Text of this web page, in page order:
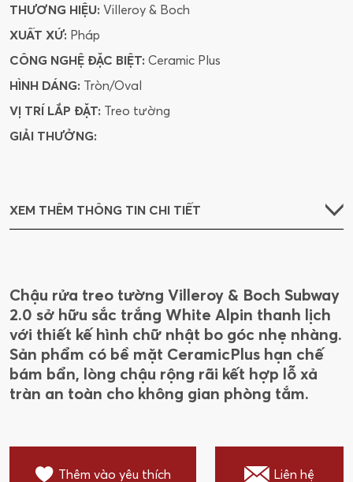
THƯƠNG HIỆU: Villeroy & Boch
XUẤT XỨ: Pháp
CÔNG NGHỆ ĐẶC BIỆT: Ceramic Plus
HÌNH DÁNG: Tròn/Oval
VỊ TRÍ LẮP ĐẶT: Treo tường
GIẢI THƯỞNG:
XEM THÊM THÔNG TIN CHI TIẾT
Chậu rửa treo tường Villeroy & Boch Subway
2.0 sở hữu sắc trắng White Alpin thanh lịch
với thiết kế hình chữ nhật bo góc nhẹ nhàng.
Sản phẩm có bề mặt CeramicPlus hạn chế
bám bẩn, lòng chậu rộng rãi kết hợp lỗ xả
tràn an toàn cho không gian phòng tắm.
Thêm vào yêu thích Liên hệ